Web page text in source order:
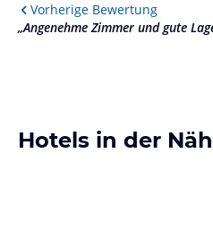
Vorherige Bewertung
„Angenehme Zimmer und gute
Hotels in der